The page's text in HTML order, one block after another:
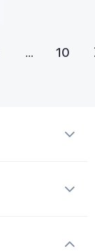
... 10